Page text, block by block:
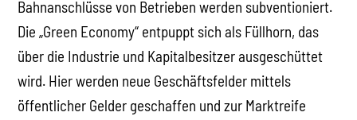
Bahnanschlüsse von Betrieben werden subventioniert.
Die „Green Economy“ entpuppt sich als Füllhorn, das
über die Industrie und Kapitalbesitzer ausgeschüttet
wird. Hier werden neue Geschäftsfelder mittels
öffentlicher Gelder geschaffen und zur Marktreife